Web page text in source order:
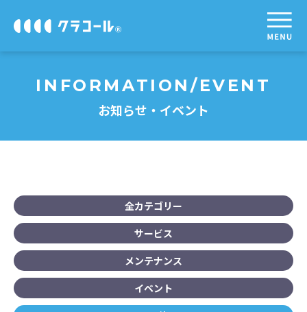
INFORMATION /EVENT
お知らせ・イベント
全カテゴリー
サービス
メンテナンス
イベント